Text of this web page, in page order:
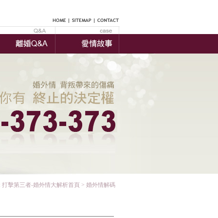
打擊第三者-婚外情大解析首頁 > 婚外情解碼